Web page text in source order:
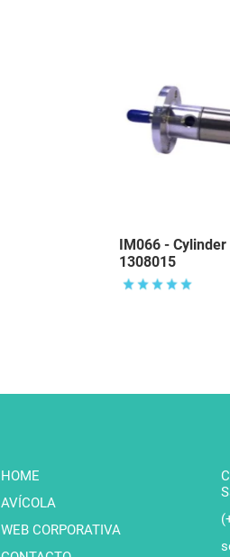
IM066 -
1308015
HOME
AVÍCOLA
WEB CORPORATIVA